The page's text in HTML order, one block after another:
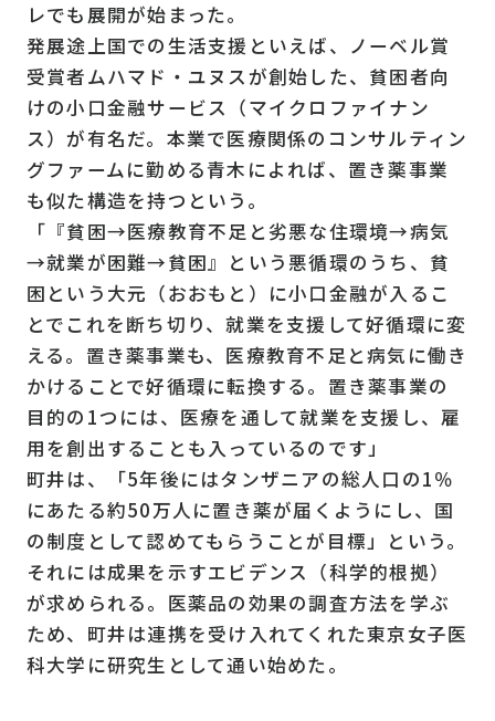
レでも展開が始まった。
発展途上国での生活支援といえば、ノーベル賞
受賞者ムハマド・ユヌスが創始した、貧困者向
けの小口金融サービス（マイクロファイナン
ス）が有名だ。本業で医療関係のコンサルティン
グファームに勤める青木によれば、置き薬事業
も似た構造を持つという。
「『貧困→医療教育不足と劣悪な住環境→病気
→就業が困難→貧困』という悪循環のうち、貧
困という大元（おおもと）に小口金融が入るこ
とでこれを断ち切り、就業を支援して好循環に変
える。置き薬事業も、医療教育不足と病気に働き
かけることで好循環に転換する。置き薬事業の
目的の1つには、医療を通して就業を支援し、雇
用を創出することも入っているのです」
町井は、「5年後にはタンザニアの総人口の1％
にあたる約50万人に置き薬が届くようにし、国
の制度として認めてもらうことが目標」という。
それには成果を示すエビデンス（科学的根拠）
が求められる。医薬品の効果の調査方法を学ぶ
ため、町井は連携を受け入れてくれた東京女子医
科大学に研究生として通い始めた。